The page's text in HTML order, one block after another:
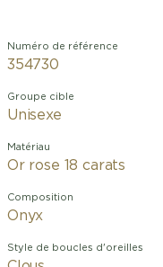
Numéro de référence
354730
Groupe cible
Unisexe
Matériau
Or rose 18 carats
Composition
Onyx
Style de boucles d'oreilles